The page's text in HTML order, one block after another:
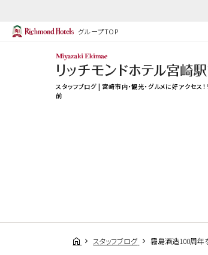
グループTOP
スタッフブログ | 宮崎市内・観光・グルメに好アクセス
前
スタッフブログ 霧島酒造100周年